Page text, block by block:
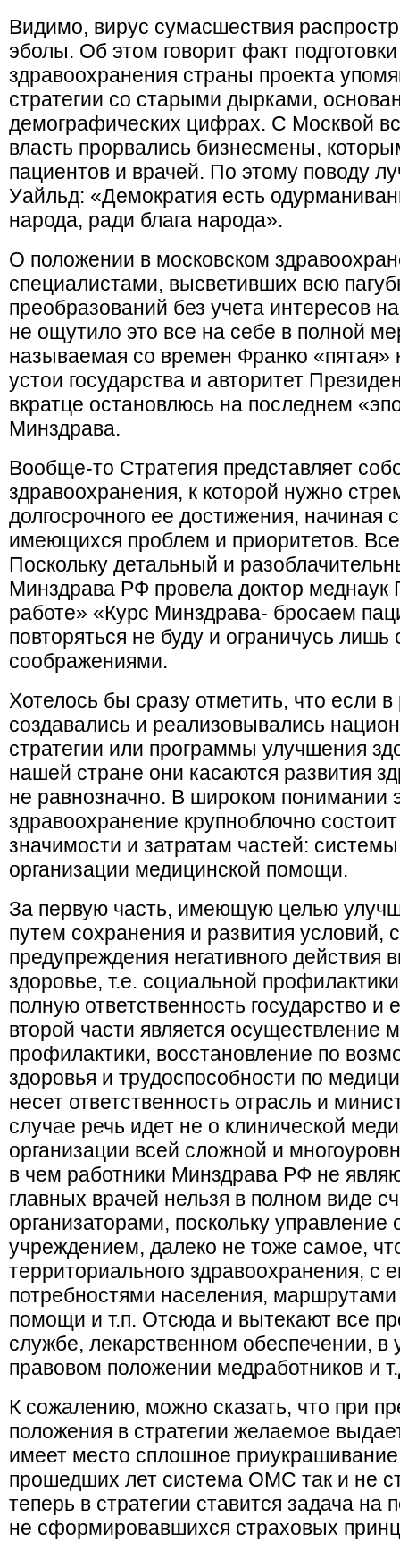
Видимо, вирус сумасшествия
эболы. Об этом говорит факт
здравоохранения страны проекта
стратегии со старыми дырками,
демографических цифрах. С Москвой
власть прорвались бизнесмены,
пациентов и врачей. По этому поводу
Уайльд: «Демократия есть
народа, ради блага народа».
О положении в московском
специалистами, высветивших всю
преобразований без учета интересов
не ощутило это все на себе в полной
называемая со времен Франко
устои государства и авторитет
вкратце остановлюсь на последнем
Минздрава.
Вообще-то Стратегия представляет
здравоохранения, к которой нужно
долгосрочного ее достижения, начиная
имеющихся проблем и приоритетов.
Поскольку детальный и
Минздрава РФ провела доктор меднаук
работе» «Курс Минздрава- бросаем
повторяться не буду и ограничусь
соображениями.
Хотелось бы сразу отметить, что если
создавались и реализовывались
стратегии или программы улучшения
нашей стране они касаются развития
не равнозначно. В широком понимании
здравоохранение крупноблочно
значимости и затратам частей:
организации медицинской помощи.
За первую часть, имеющую целью
путем сохранения и развития условий,
предупреждения негативного действия
здоровье, т.е. социальной
полную ответственность государство
второй части является осуществление
профилактики, восстановление по
здоровья и трудоспособности по
несет ответственность отрасль и
случае речь идет не о клинической
организации всей сложной и
в чем работники Минздрава РФ не
главных врачей нельзя в полном виде
организаторами, поскольку
учреждением, далеко не тоже самое,
территориального здравоохранения, с
потребностями населения,
помощи и т.п. Отсюда и вытекают все
службе, лекарственном обеспечении,
правовом положении медработников и
К сожалению, можно сказать, что при
положения в стратегии желаемое
имеет место сплошное
прошедших лет система ОМС так и не
теперь в стратегии ставится задача на
не сформировавшихся страховых